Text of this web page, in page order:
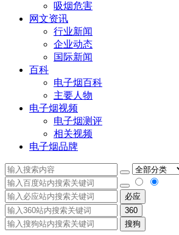
吸烟危害
网文资讯
行业新闻
企业动态
国际新闻
百科
电子烟百科
主要人物
电子烟视频
电子烟测评
相关视频
电子烟品牌
必应
360
搜狗